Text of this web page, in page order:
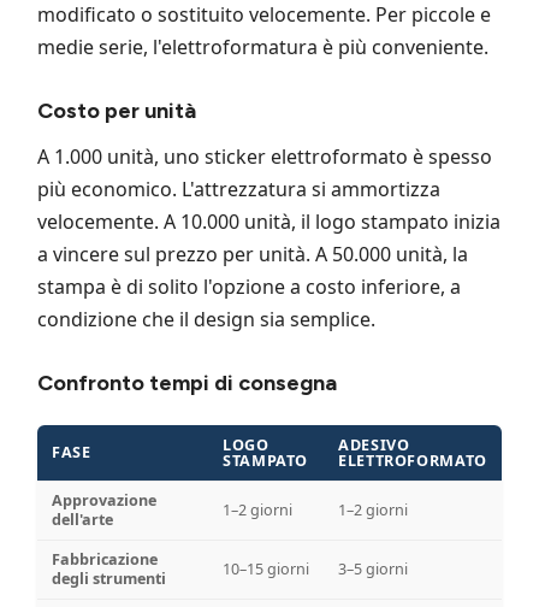
modificato o sostituito velocemente. Per piccole e
medie serie, l'elettroformatura è più conveniente.
Costo per unità
A 1.000 unità, uno sticker elettroformato è spesso
più economico. L'attrezzatura si ammortizza
velocemente. A 10.000 unità, il logo stampato inizia
a vincere sul prezzo per unità. A 50.000 unità, la
stampa è di solito l'opzione a costo inferiore, a
condizione che il design sia semplice.
Confronto tempi di consegna
FASE LOGO
STAMPATO
ADESIVO
ELETTROFORMATO
Approvazione
dell'arte
1–2 giorni 1–2 giorni
Fabbricazione
degli strumenti
10–15 giorni 3–5 giorni